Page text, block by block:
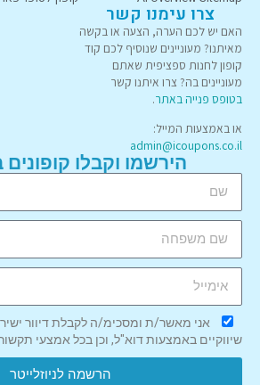
צרו עימנו קשר
האם יש לכם הערה, הצעה או בקשה
מאיתנו? מעוניינים שנוסיף לכם קוד
קופון לחנות ספציפית שאתם
מעוניינים בה? צרו איתנו קשר
בטופס פנייה באתר.
או באמצעות המייל:
admin@icoupons.co.il
הירשמו וקבלו קופונים
אני מאשר/ת ומסכימ/ה לקבלת דיוור
שיווקיים באמצעות דוא"ל, וכן בכל אמצעי
הרשמה לניוזלייטר